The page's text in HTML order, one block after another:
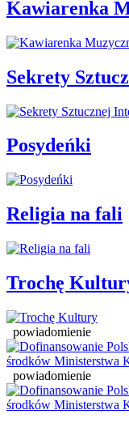
Kawiarenka
Sekrety
Posydeńki
Religia na fali
Trochę
powiadomienie
powiadomienie